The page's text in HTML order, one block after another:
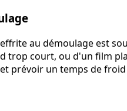
au démoulage est
trop court, ou d'un film
prévoir un temps de